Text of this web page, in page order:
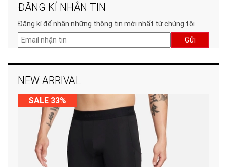
ĐĂNG KÍ NHẬN TIN
Đăng kí để nhận những thông tin mới nhất từ chúng tôi
Gửi
NEW ARRIVAL
SALE 33%